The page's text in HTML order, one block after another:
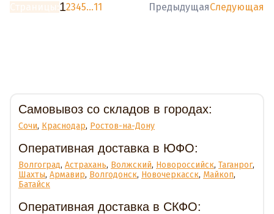
12345...11 ПредыдущаяСледующая
Самовывоз со складов в городах:
Сочи, Краснодар, Ростов-на-Дону
Оперативная доставка в ЮФО:
Волгоград, Астрахань, Волжский, Новороссийск, Таганрог,
Шахты, Армавир, Волгодонск, Новочеркасск, Майкоп,
Батайск
Оперативная доставка в СКФО: